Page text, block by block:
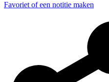
Favoriet of een notitie maken